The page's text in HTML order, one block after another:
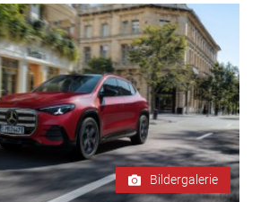
Bildergalerie